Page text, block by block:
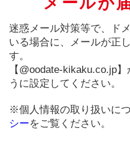
迷惑メール対策等で、ド
いる場合に、メールが正
す。
【@oodate-kikaku.co.jp
うに設定してください。
※個人情報の取り扱いにつ
シーをご覧ください。